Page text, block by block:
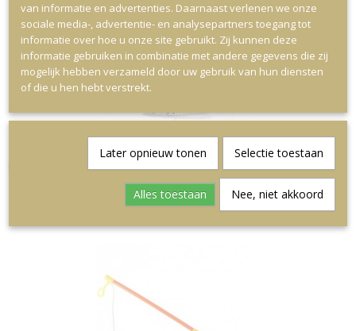
van informatie en advertenties. Daarnaast verlenen we onze
sociale media-, advertentie- en analysepartners toegang tot
informatie over hoe u onze site gebruikt. Zij kunnen deze
informatie gebruiken in combinatie met andere gegevens die zij
mogelijk hebben verzameld door uw gebruik van hun diensten
of die u hen hebt verstrekt.
Later opnieuw tonen Selectie toestaan
Alles toestaan Nee, niet akkoord